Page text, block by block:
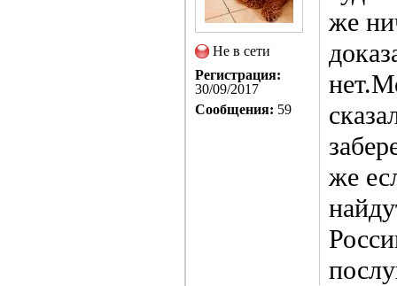
Не в сети
Регистрация:
30/09/2017
Сообщения: 59
же
же